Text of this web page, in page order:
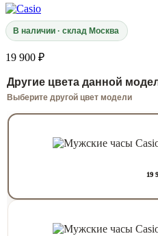
В наличии · склад Москва
19 900 ₽
Другие цвета данной
Выберите другой цвет модели
19